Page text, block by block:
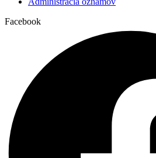
bude mať
mesiaca hodinu pred sv. omšou.
Podvodníci opäť úradovali:
a to doslova, keď seniorka uverila
skutočný prípad vo výveske a na našom
KRPZSR v Trenčíne.
Sv. omša v Streženiciach:
bude
Zbierka na kostol:
ochotu podporovať cirkevné ustanovizne.
Facebook